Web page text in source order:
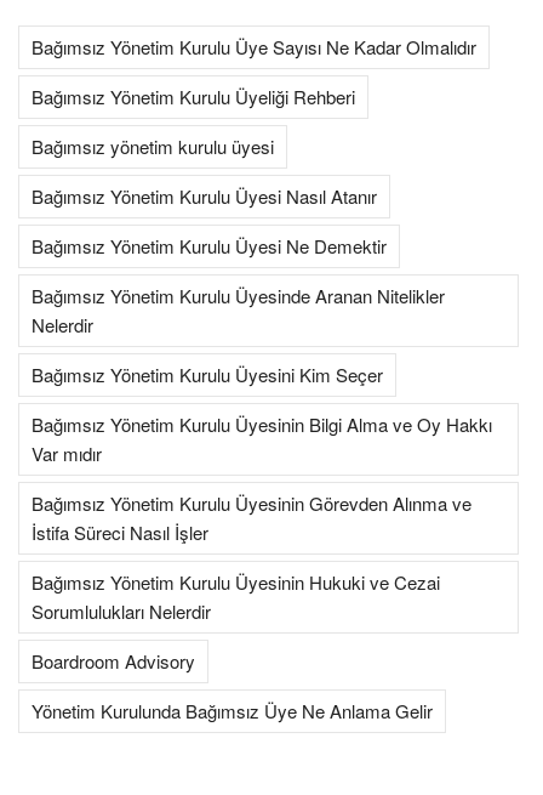
Bağımsız Yönetim Kurulu Üye Sayısı Ne Kadar Olmalıdır
Bağımsız Yönetim Kurulu Üyeliği Rehberi
Bağımsız yönetim kurulu üyesi
Bağımsız Yönetim Kurulu Üyesi Nasıl Atanır
Bağımsız Yönetim Kurulu Üyesi Ne Demektir
Bağımsız Yönetim Kurulu Üyesinde Aranan Nitelikler
Nelerdir
Bağımsız Yönetim Kurulu Üyesini Kim Seçer
Bağımsız Yönetim Kurulu Üyesinin Bilgi Alma ve Oy Hakkı
Var mıdır
Bağımsız Yönetim Kurulu Üyesinin Görevden Alınma ve
İstifa Süreci Nasıl İşler
Bağımsız Yönetim Kurulu Üyesinin Hukuki ve Cezai
Sorumlulukları Nelerdir
Boardroom Advisory
Yönetim Kurulunda Bağımsız Üye Ne Anlama Gelir